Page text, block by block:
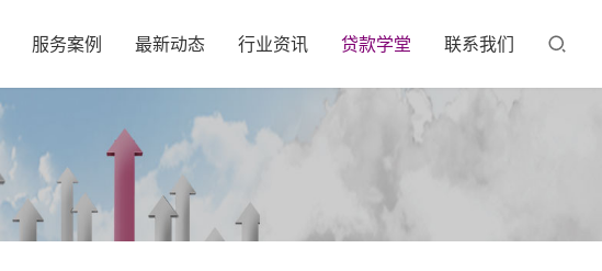
服务案例 最新动态 行业资讯 贷款学堂 联系我们